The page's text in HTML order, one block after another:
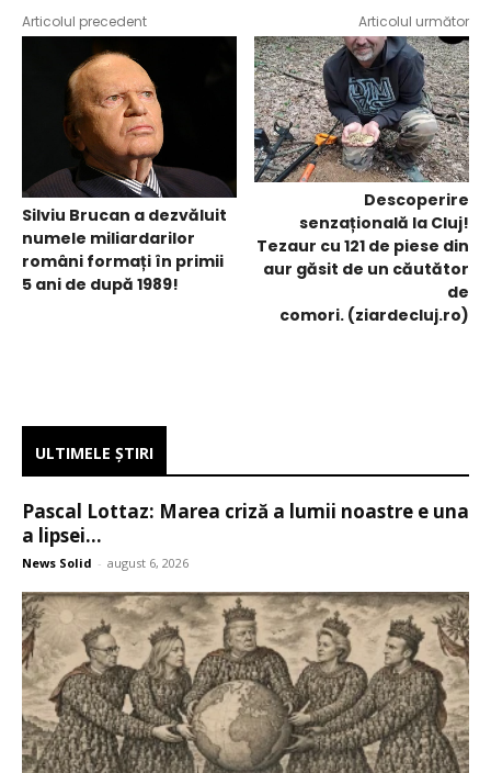
Articolul precedent
Silviu Brucan a dezvăluit
numele miliardarilor
români formați în primii
5 ani de după 1989!
Articolul următor
Descoperire
senzațională la Cluj!
Tezaur cu 121 de piese din
aur găsit de un căutător
de
comori. (ziardecluj.ro)
ULTIMELE ŞTIRI
Pascal Lottaz: Marea criză a lumii noastre e una
a lipsei...
News Solid - august 6, 2026